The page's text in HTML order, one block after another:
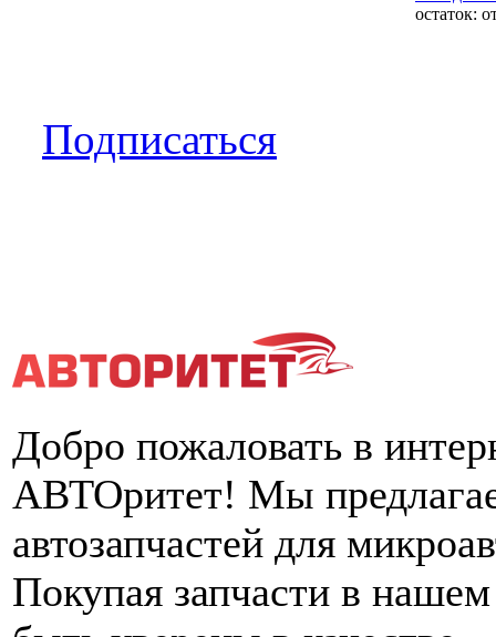
остаток:
Подписаться
Добро пожаловать в
АВТОритет! Мы
автозапчастей для
Покупая запчасти в